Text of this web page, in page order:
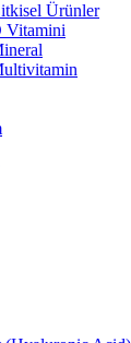
Ürünler
Vitamini